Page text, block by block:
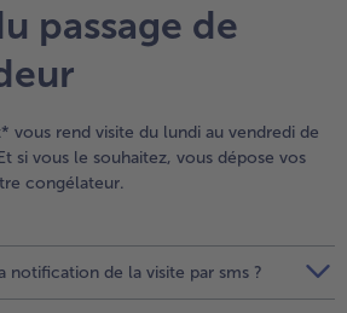
passage de
vous rend visite du lundi au vendredi de
si vous le souhaitez, vous dépose vos
congélateur.
de la visite par sms ?